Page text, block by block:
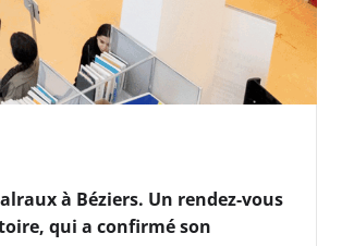
à Béziers. Un rendez-vous
qui a confirmé son